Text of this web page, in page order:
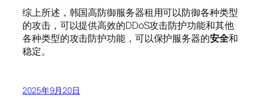
综上所述，韩国高防御服务器租用可以防御各种类型
的攻击，可以提供高效的DDoS攻击防护功能和其他
各种类型的攻击防护功能，可以保护服务器的安全和
稳定。
2025年9月20日